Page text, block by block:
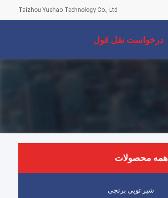
Taizhou Yuehao Technology Co., Ltd
درخواست نقل قول
همه محصولات
شیر توپی برنجی